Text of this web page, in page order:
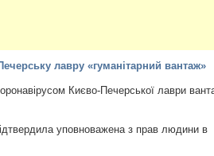
лавру «гуманітарний вантаж»
Києво-Печерської лаври
уповноважена з прав людини в